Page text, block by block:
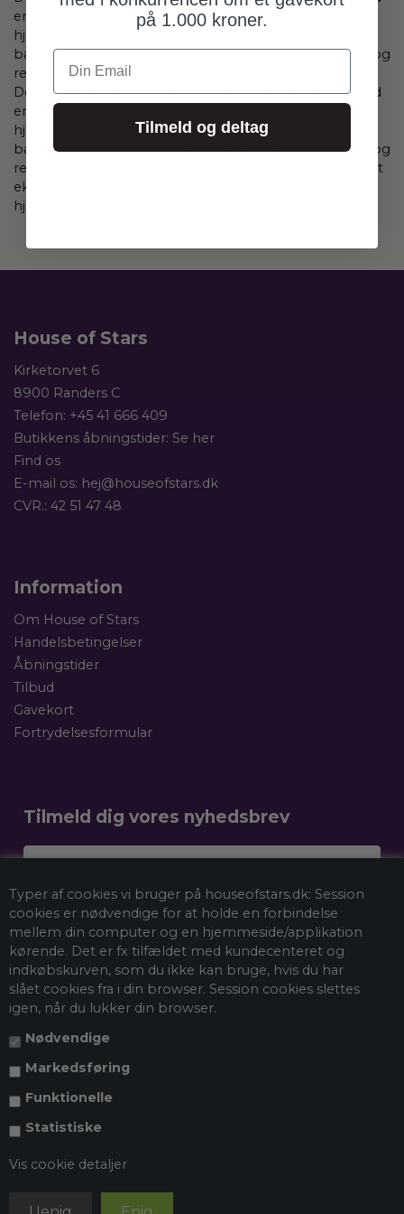
Typer af cookies vi bruger på houseofstars.dk: Session
cookies er nødvendige for at holde en forbindelse
mellem din computer og en hjemmeside/applikation
kørende. Det er fx tilfældet med kundecenteret og
indkøbskurven, som du ikke kan bruge, hvis du har
slået cookies fra i din browser. Session cookies slettes
igen, når du lukker din browser.
Nødvendige
Markedsføring
Funktionelle
Statistiske
Vis cookie detaljer
en kraftfuld kombination af C-vitamin og E-vitamin
hjælper denne behandling med at reducere antallet af
bakterier på din hud, hvilket hjælper med at forhindre og
reducere pigmentering.
Denne behandling til natten er rettet mod udbrud. Med
en kraftfuld kombination af C-vitamin og E-vitamin
hjælper denne behandling med at reducere antallet af
bakterier på din hud, hvilket hjælper med at forhindre og
reducere pigmentering. Salicylsyre hjælper også med at
eksfoliere og rense porerne, mens Lotus-ekstrakt
hjælper med at balancere olien.
House of Stars
Kirketorvet 6
8900 Randers C
Telefon: +45 41 666 409
Butikkens åbningstider: Se her
Find os
E-mail os: hej@houseofstars.dk
CVR.: 42 51 47 48
Information
Om House of Stars
Handelsbetingelser
Åbningstider
Tilbud
Gavekort
Fortrydelsesformular
Tilmeld dig vores nyhedsbrev
Dit navn
Email
Tilmeld mig nyhedsbrevet
*Ved at tilmelde dig vores nyhedsbrev accepterer du vores
markedsføring via e-mail og spore din adfærd, når du besøger vores
helst.
på 1.000 kroner.
Din Email
Tilmeld og deltag